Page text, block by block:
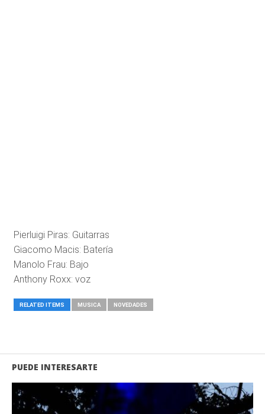
Pierluigi Piras: Guitarras
Giacomo Macis: Batería
Manolo Frau: Bajo
Anthony Roxx: voz
RELATED ITEMS MUSICA NOVEDADES
PUEDE INTERESARTE